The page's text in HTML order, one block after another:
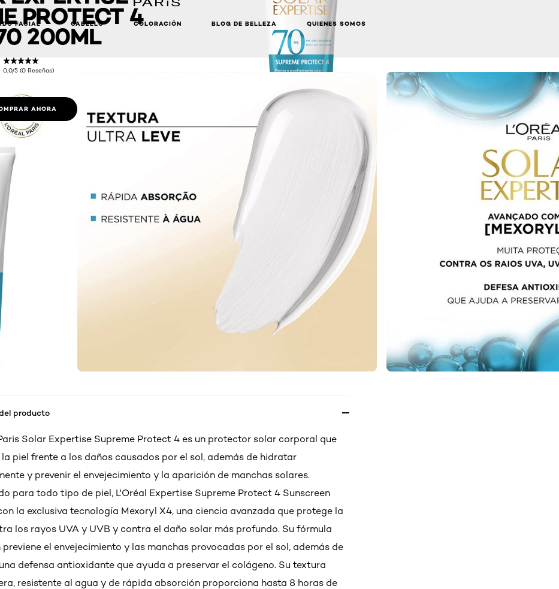
FACIAL CABELLO COLORACIÓN BLOG DE BELLEZA QUIENES SOMOS
PROTECT 4
200ML
0,0/5 (0 Reseñas)
AHORA
producto
Solar Expertise Supreme Protect 4 es un protector solar corporal que
piel frente a los daños causados por el sol, además de hidratar
y prevenir el envejecimiento y la aparición de manchas solares.
para todo tipo de piel, L'Oréal Expertise Supreme Protect 4 Sunscreen
la exclusiva tecnología Mexoryl X4, una ciencia avanzada que protege la
los rayos UVA y UVB y contra el daño solar más profundo. Su fórmula
el envejecimiento y las manchas provocadas por el sol, además de
defensa antioxidante que ayuda a preservar el colágeno. Su textura
resistente al agua y de rápida absorción proporciona hasta 8 horas de